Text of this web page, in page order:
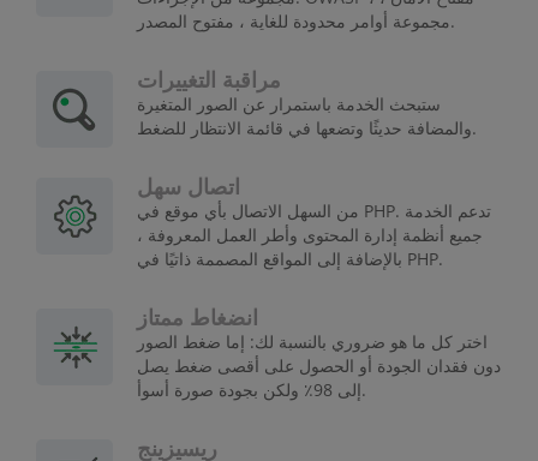
مجموعة أوامر محدودة للغاية ، مفتوح المصدر.
مراقبة التغييرات
ستبحث الخدمة باستمرار عن الصور المتغيرة
والمضافة حديثًا وتضعها في قائمة الانتظار للضغط.
اتصال سهل
من السهل الاتصال بأي موقع في PHP. تدعم الخدمة
جميع أنظمة إدارة المحتوى وأطر العمل المعروفة ،
بالإضافة إلى المواقع المصممة ذاتيًا في PHP.
انضغاط ممتاز
اختر كل ما هو ضروري بالنسبة لك: إما ضغط الصور
دون فقدان الجودة أو الحصول على أقصى ضغط يصل
إلى 98٪ ولكن بجودة صورة أسوأ.
ريسيزينج